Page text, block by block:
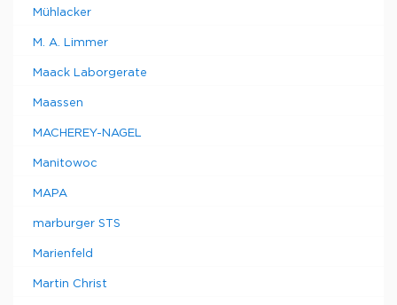
Mühlacker
M. A. Limmer
Maack Laborgerate
Maassen
MACHEREY-NAGEL
Manitowoc
MAPA
marburger STS
Marienfeld
Martin Christ